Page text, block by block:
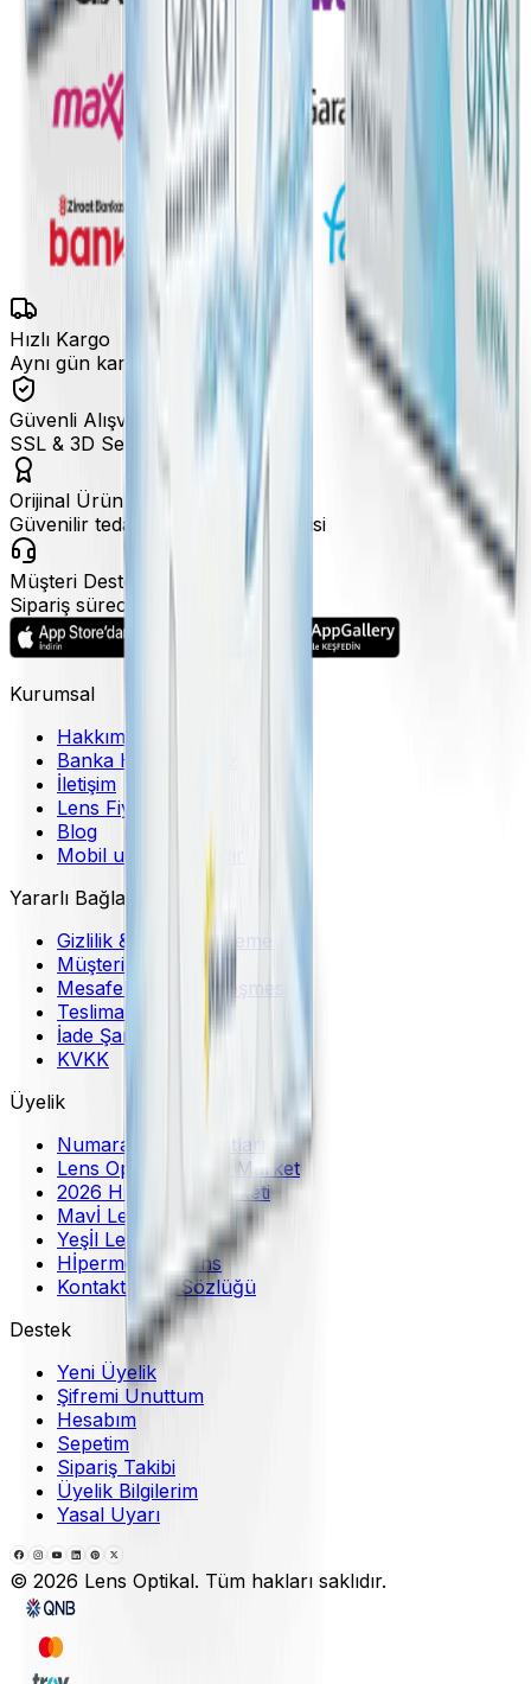
Hızlı Kargo
Aynı gün kargo fırsatları
Güvenli Alışveriş
SSL & 3D Secure ile ödeme
Orijinal Ürün
Güvenilir tedarik ve marka garantisi
Müşteri Desteği
Sipariş sürecinde hızlı destek
Kurumsal
Hakkımızda
Banka Hesaplarımız
İletişim
Lens Fiyatları
Blog
Mobil uygulama indir
Yararlı Bağlantılar
Gizlilik & Güvenli Ödeme
Müşteri Hizmetleri
Mesafeli Satış Sözleşmesi
Teslimat Bilgileri
İade Şartları
KVKK
Üyelik
Numaralı Lens Fiyatları
Lens Optikal Online Market
2026 Hızlı Lens Marketi
Mavİ Lens
Yeşİl Lens
Hİpermetrop Lens
Kontakt Lens Sözlüğü
Destek
Yeni Üyelik
Şifremi Unuttum
Hesabım
Sepetim
Sipariş Takibi
Üyelik Bilgilerim
Yasal Uyarı
© 2026 Lens Optikal. Tüm hakları saklıdır.